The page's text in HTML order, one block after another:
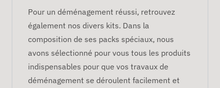
Pour un déménagement réussi, retrouvez
également nos divers kits. Dans la
composition de ses packs spéciaux, nous
avons sélectionné pour vous tous les produits
indispensables pour que vos travaux de
déménagement se déroulent facilement et